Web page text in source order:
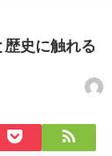
史に触れる